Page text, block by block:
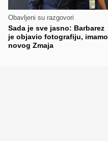
Obavljeni su razgovori
Sada je sve jasno: Barbarez
je objavio fotografiju, imamo
novog Zmaja